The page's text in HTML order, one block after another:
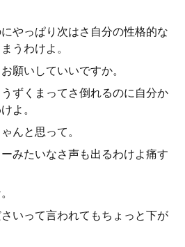
やっぱり次はさ自分の性格的な
うわけよ。
願いしていいですか。
ずくまってさ倒れるのに自分か
よ。
んと思って。
みたいなさ声も出るわけよ痛す
いって言われてもちょっと下が